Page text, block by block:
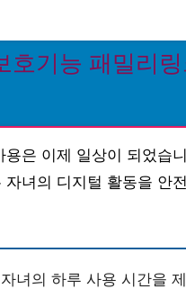
호기능 패밀리
용은 이제 일상이 되었습
자녀의 디지털 활동을 안
자녀의 하루 사용 시간을